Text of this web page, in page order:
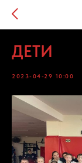
ДЕТИ
2023-04-29 10:00